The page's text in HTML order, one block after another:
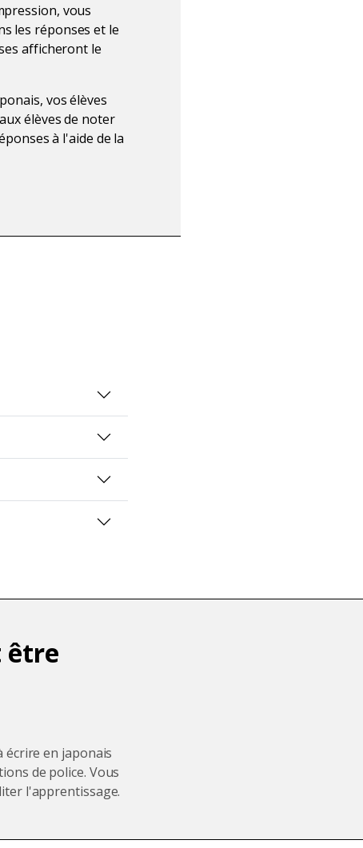
vous
les réponses et le
afficheront le
vos élèves
élèves de noter
à l'aide de la
être
écrire en japonais
de police. Vous
l'apprentissage.